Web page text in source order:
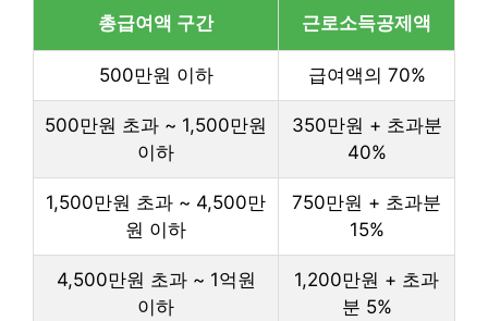
총급여액 구간 근로소득공제액
500만원 이하 급여액의 70%
500만원 초과 ~ 1,500만원
이하
350만원 + 초과분
40%
1,500만원 초과 ~ 4,500만
원 이하
750만원 + 초과분
15%
4,500만원 초과 ~ 1억원
이하
1,200만원 + 초과
분 5%